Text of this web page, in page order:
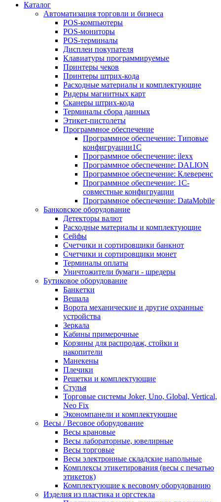
Каталог
Автоматизация торговли и бизнеса
POS-компьютеры
POS-мониторы
POS-терминалы
Дисплеи покупателя
Клавиатуры программируемые
Принтеры чеков
Принтеры штрих-кода
Расходные материалы и комплектующие
Ридеры магнитных карт
Сканеры штрих-кода
Терминалы сбора данных
Этикет-пистолеты
Программное обеспечение
Программное обеспечение: Типовые
конфигруации1С
Программное обеспечение: ilexx
Программное обеспечение: DALION
Программное обеспечение: Клеверенс
Программное обеспечение: 1С-
совместные конфигруации
Программное обеспечение: DataMobile
Банковское оборудование
Детекторы валют
Расходные материалы и комплектующие
Сейфы
Счетчики и сортировщики банкнот
Счетчики и сортировщики монет
Терминалы оплаты
Уничтожители бумаги - шредеры
Бутиковое оборудование
Банкетки
Вешала
Ворота механические и другие охранные
устройства
Зеркала
Кабины примерочные
Корзины для распродаж, стойки и
накопители
Манекены
Плечики
Решетки и комплектующие
Стулья
Торговые системы Joker, Uno, Global, Vertical,
Neo Fix
Экономпанели и комплектующие
Весы / Весовое оборудование
Весы крановые
Весы лабораторные, ювелирные
Весы торговые
Весы электронные складские напольные
Комплексы этикетирования (весы с печатью
этикеток)
Комплектующие к весовому оборудованию
Изделия из пластика и оргстекла